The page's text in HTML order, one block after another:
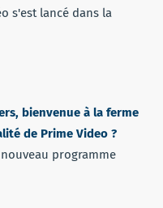
s'est lancé dans la
bienvenue à la ferme
de Prime Video ?
programme